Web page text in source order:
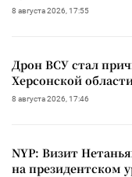
8 августа 2026, 17:55
Дрон ВСУ стал
Херсонской
8 августа 2026, 17:46
NYP: Визит
на президентском